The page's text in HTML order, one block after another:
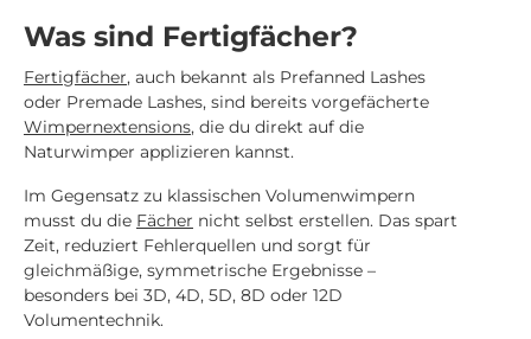
Was sind Fertigfächer?
Fertigfächer, auch bekannt als Prefanned Lashes
oder Premade Lashes, sind bereits vorgefächerte
Wimpernextensions, die du direkt auf die
Naturwimper applizieren kannst.
Im Gegensatz zu klassischen Volumenwimpern
musst du die Fächer nicht selbst erstellen. Das spart
Zeit, reduziert Fehlerquellen und sorgt für
gleichmäßige, symmetrische Ergebnisse –
besonders bei 3D, 4D, 5D, 8D oder 12D
Volumentechnik.